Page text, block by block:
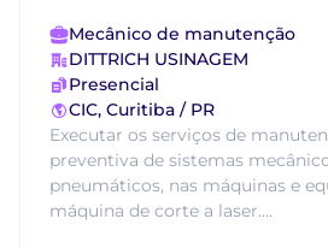
Mecânico de manutenção
DITTRICH USINAGEM
Presencial
CIC, Curitiba / PR
Executar os serviços de
preventiva de sistemas
pneumáticos, nas máquinas e
máquina de corte a laser....